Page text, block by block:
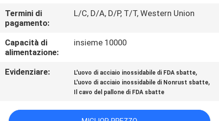
RICHIEDA
UNA
CITAZIONE
MAPPA
SITO
Termini di
pagamento:
L/C, D/A, D/P, T/T, Western Union
Capacità di
alimentazione:
insieme 10000
Evidenziare: L'uovo di acciaio inossidabile di FDA sbatte,
L'uovo di acciaio inossidabile di Nonrust sbatte,
Il cavo del pallone di FDA sbatte